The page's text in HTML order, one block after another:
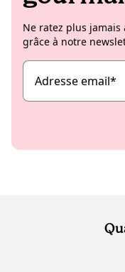
Ne ratez plus jamais
grâce à notre
Adresse email*